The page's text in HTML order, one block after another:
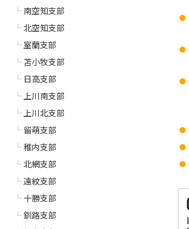
南空知支部
北空知支部
室蘭支部
苫小牧支部
日高支部
上川南支部
上川北支部
留萌支部
稚内支部
北網支部
遠紋支部
十勝支部
釧路支部